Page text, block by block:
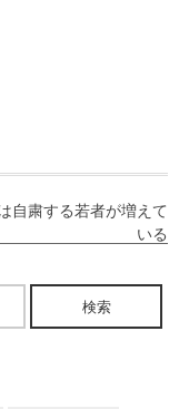
自粛する若者が増えて
いる